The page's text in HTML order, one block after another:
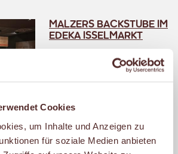
Cookies
um Inhalte und Anzeigen zu
für soziale Medien anbieten
MALZERS BACKSTUBE IM
EDEKA ISSELMARKT
45657 Recklinghausen
Geschlossen
– öffnet um 07:00 Uhr.